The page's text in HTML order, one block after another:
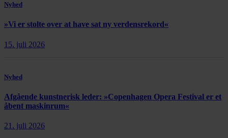
Nyhed
»Vi er stolte over at have sat ny verdensrekord«
15. juli 2026
Nyhed
Afgående kunstnerisk leder: »Copenhagen Opera Festival er et
åbent maskinrum«
21. juli 2026